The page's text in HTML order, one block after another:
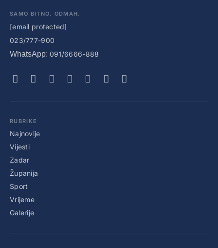
SAMO BITNO. ODMAH.
[email protected]
023/777-900
WhatsApp: 091/6666-888
RUBRIKE
Najnovije
Vijesti
Zadar
Županija
Sport
Vrijeme
Galerije